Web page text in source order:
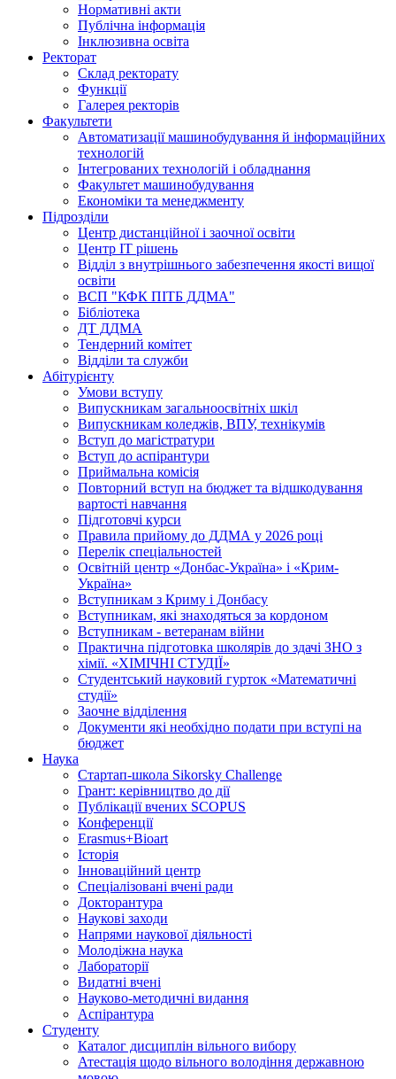
Нормативні акти
Публічна інформація
Інклюзивна освіта
Ректорат
Склад ректорату
Функції
Галерея ректорів
Факультети
Автоматизації машинобудування й інформаційних
технологій
Інтегрованих технологій і обладнання
Факультет машинобудування
Економіки та менеджменту
Підрозділи
Центр дистанційної і заочної освіти
Центр ІТ рішень
Відділ з внутрішнього забезпечення якості вищої
освіти
ВСП "КФК ПІТБ ДДМА"
Бібліотека
ДТ ДДМА
Тендерний комітет
Відділи та служби
Абітурієнту
Умови вступу
Випускникам загальноосвітніх шкіл
Випускникам коледжів, ВПУ, технікумів
Вступ до магістратури
Вступ до аспірантури
Приймальна комісія
Повторний вступ на бюджет та відшкодування
вартості навчання
Підготовчі курси
Правила прийому до ДДМА у 2026 році
Перелік спеціальностей
Освітній центр «Донбас-Україна» і «Крим-
Україна»
Вступникам з Криму і Донбасу
Вступникам, які знаходяться за кордоном
Вступникам - ветеранам війни
Практична підготовка школярів до здачі ЗНО з
хімії. «ХІМІЧНІ СТУДІЇ»
Студентський науковий гурток «Математичні
студії»
Заочне відділення
Документи які необхідно подати при вступі на
бюджет
Наука
Стартап-школа Sikorsky Challenge
Грант: керівництво до дії
Публікації вчених SCOPUS
Конференції
Erasmus+Bioart
Історія
Інноваційний центр
Спеціалізовані вчені ради
Докторантура
Наукові заходи
Напрями наукової діяльності
Молодіжна наука
Лабораторії
Видатні вчені
Науково-методичні видання
Аспірантура
Студенту
Каталог дисциплін вільного вибору
Атестація щодо вільного володіння державною